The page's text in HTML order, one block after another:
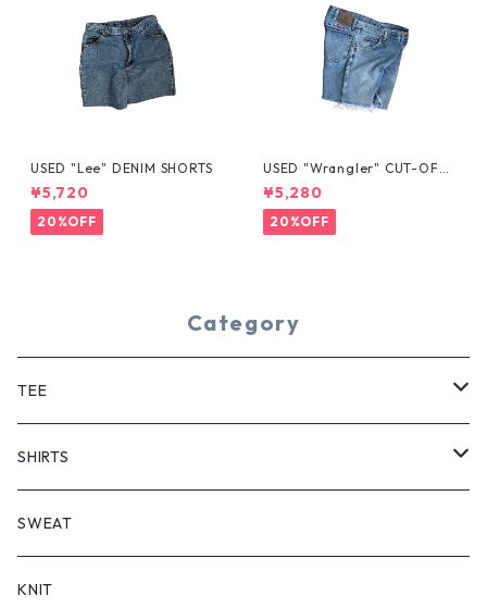
USED "Lee" DENIM SHORTS
¥5,720
20%OFF
USED "Wrangler" CUT-OFF
DENIM SHORTS
¥5,280
20%OFF
Category
TEE
SHORT SLEEVE
LONG SLEEVE
SHIRTS
SHORT SLEEVE
LONG SLEEVE
SWEAT
KNIT